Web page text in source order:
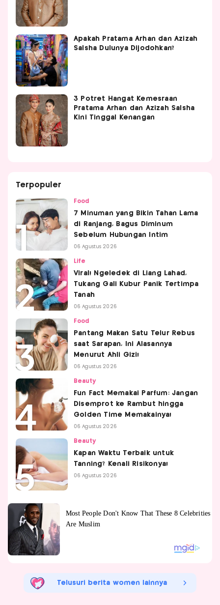
Apakah Pratama Arhan dan Azizah
Salsha Dulunya Dijodohkan?
3 Potret Hangat Kemesraan
Pratama Arhan dan Azizah Salsha
Kini Tinggal Kenangan
Terpopuler
Food
7 Minuman yang Bikin Tahan Lama
di Ranjang, Bagus Diminum
Sebelum Hubungan Intim
06 Agustus 2026
Life
Viral! Ngeledek di Liang Lahad,
Tukang Gali Kubur Panik Tertimpa
Tanah
06 Agustus 2026
Food
Pantang Makan Satu Telur Rebus
saat Sarapan, Ini Alasannya
Menurut Ahli Gizi!
06 Agustus 2026
Beauty
Fun Fact Memakai Parfum: Jangan
Disemprot ke Rambut hingga
Golden Time Memakainya!
06 Agustus 2026
Beauty
Kapan Waktu Terbaik untuk
Tanning? Kenali Risikonya!
06 Agustus 2026
Telusuri berita women lainnya